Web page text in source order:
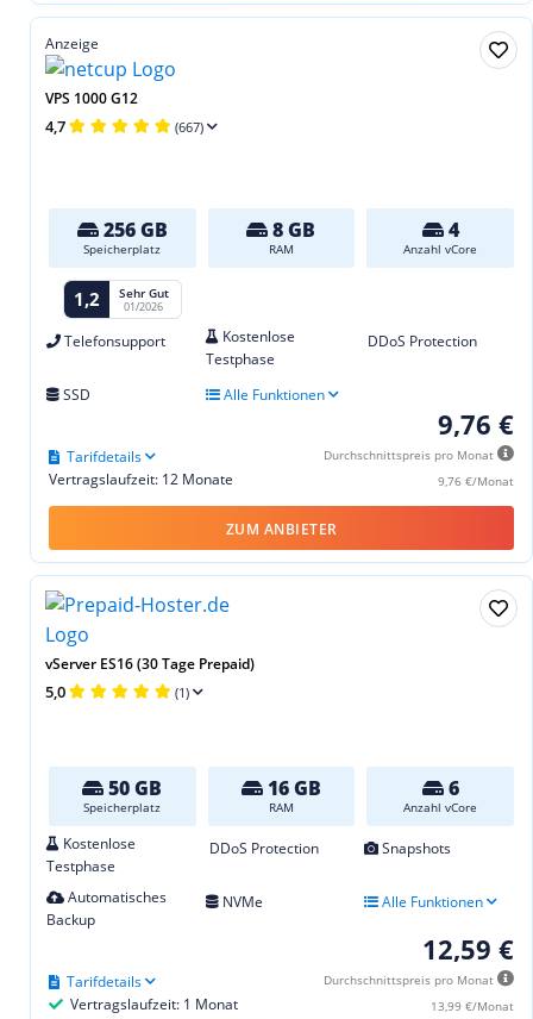
Anzeige
VPS 1000 G12
4,7 (667)
256 GB
Speicherplatz
8 GB
RAM
4
Anzahl vCore
1,2 Sehr Gut
01/2026
Telefonsupport
Kostenlose
Testphase
DDoS Protection
SSD Alle Funktionen
9,76 €
Durchschnittspreis pro Monat
9,76 €/Monat
Vertragslaufzeit: 12 Monate
Tarifdetails
ZUM ANBIETER
vServer ES16 (30 Tage Prepaid)
5,0 (1)
50 GB
Speicherplatz
16 GB
RAM
6
Anzahl vCore
Kostenlose
Testphase
DDoS Protection Snapshots
Automatisches
Backup
NVMe Alle Funktionen
12,59 €
Durchschnittspreis pro Monat
13,99 €/Monat
Vertragslaufzeit: 1 Monat
Tarifdetails